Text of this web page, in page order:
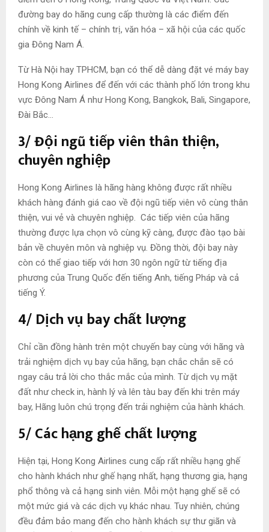
đường bay do hãng cung cấp thường là các điểm đến
chính về kinh tế – chính trị, văn hóa – xã hội của các quốc
gia Đông Nam Á.
Từ Hà Nội hay TPHCM, bạn có thể dễ dàng đặt vé máy bay
Hong Kong Airlines để đến với các thành phố lớn trong khu
vực Đông Nam Á như Hong Kong, Bangkok, Bali, Singapore,
Đài Bắc…
3/ Đội ngũ tiếp viên thân thiện,
chuyên nghiệp
Hong Kong Airlines là hãng hàng không được rất nhiều
khách hàng đánh giá cao về đội ngũ tiếp viên vô cùng thân
thiện, vui vẻ và chuyên nghiệp. Các tiếp viên của hãng
thường được lựa chọn vô cùng kỹ càng, được đào tạo bài
bản về chuyên môn và nghiệp vụ. Đồng thời, đội bay này
còn có thể giao tiếp với hơn 30 ngôn ngữ từ tiếng địa
phương của Trung Quốc đến tiếng Anh, tiếng Pháp và cả
tiếng Ý.
4/ Dịch vụ bay chất lượng
Chỉ cần đồng hành trên một chuyến bay cùng với hãng và
trải nghiệm dịch vụ bay của hãng, bạn chắc chắn sẽ có
ngay câu trả lời cho thắc mắc của mình. Từ dịch vụ mặt
đất như check in, hành lý và lên tàu bay đến khi trên máy
bay, Hãng luôn chú trọng đến trải nghiệm của hành khách.
5/Các hạng ghế chất lượng
Hiện tại, Hong Kong Airlines cung cấp rất nhiều hạng ghế
cho hành khách như ghế hạng nhất, hạng thương gia, hạng
phổ thông và cả hạng sinh viên. Mỗi một hạng ghế sẽ có
một mức giá và các dịch vụ khác nhau. Tuy nhiên, chúng
đều đảm bảo mang đến cho hành khách sự thư giãn và